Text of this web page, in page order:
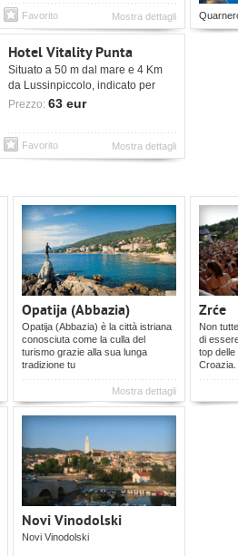
Mostra dettagli
Favorito
Hotel Vitality Punta
Situato a 50 m dal mare e 4 Km
da Lussinpiccolo, indicato per
coppie e per famiglie con
Prezzo: 63 eur
Mostra dettagli
Favorito
Opatija (Abbazia)
Opatija (Abbazia) è la città istriana
conosciuta come la culla del
turismo grazie alla sua lunga
tradizione tu
Mostra dettagli
Zrće
Non
di
top
Croazia.
Novi Vinodolski
Novi Vinodolski